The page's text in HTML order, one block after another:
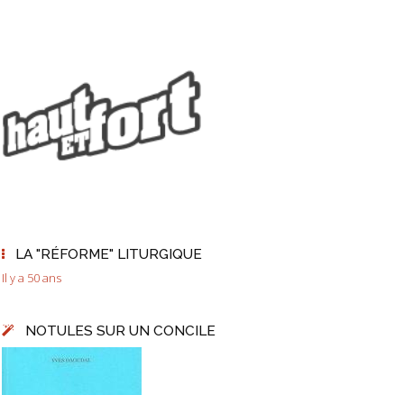
LA "RÉFORME" LITURGIQUE
Il y a 50 ans
NOTULES SUR UN CONCILE